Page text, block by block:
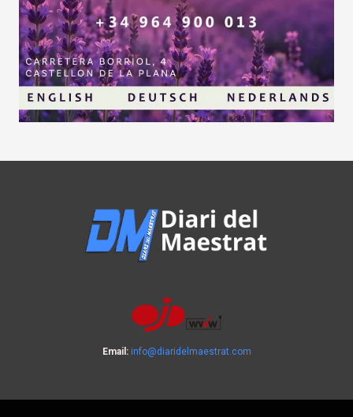
Email: info@diaridelmaestrat.com